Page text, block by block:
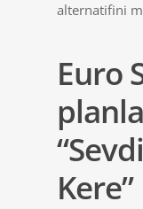
alternatifini
Euro
Kere”